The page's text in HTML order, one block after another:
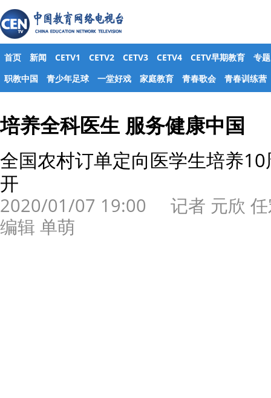
首页 新闻 CETV1 CETV2 CETV3 CETV4 CETV早期教育
专题
职教中国
青少年足球 一堂好戏 家庭教育 青春歌会 青春训练营
培养全科医生 服务健康中国
全国农村订单定向医学生培养
开
2020/01/07 19:00 记者 元欣 任
编辑 单萌